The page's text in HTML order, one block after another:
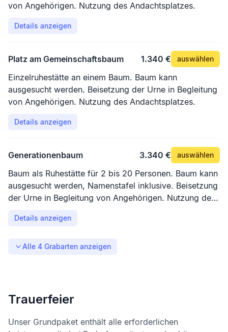
von Angehörigen. Nutzung des Andachtsplatzes.
Details anzeigen
Platz am Gemeinschaftsbaum 1.340 € auswählen
Einzelruhestätte an einem Baum. Baum kann
ausgesucht werden. Beisetzung der Urne in Begleitung
von Angehörigen. Nutzung des Andachtsplatzes.
Details anzeigen
Generationenbaum 3.340 € auswählen
Baum als Ruhestätte für 2 bis 20 Personen. Baum kann
ausgesucht werden, Namenstafel inklusive. Beisetzung
der Urne in Begleitung von Angehörigen. Nutzung des
Details anzeigen
Alle 4 Grabarten anzeigen
Trauerfeier
Unser Grundpaket enthält alle erforderlichen